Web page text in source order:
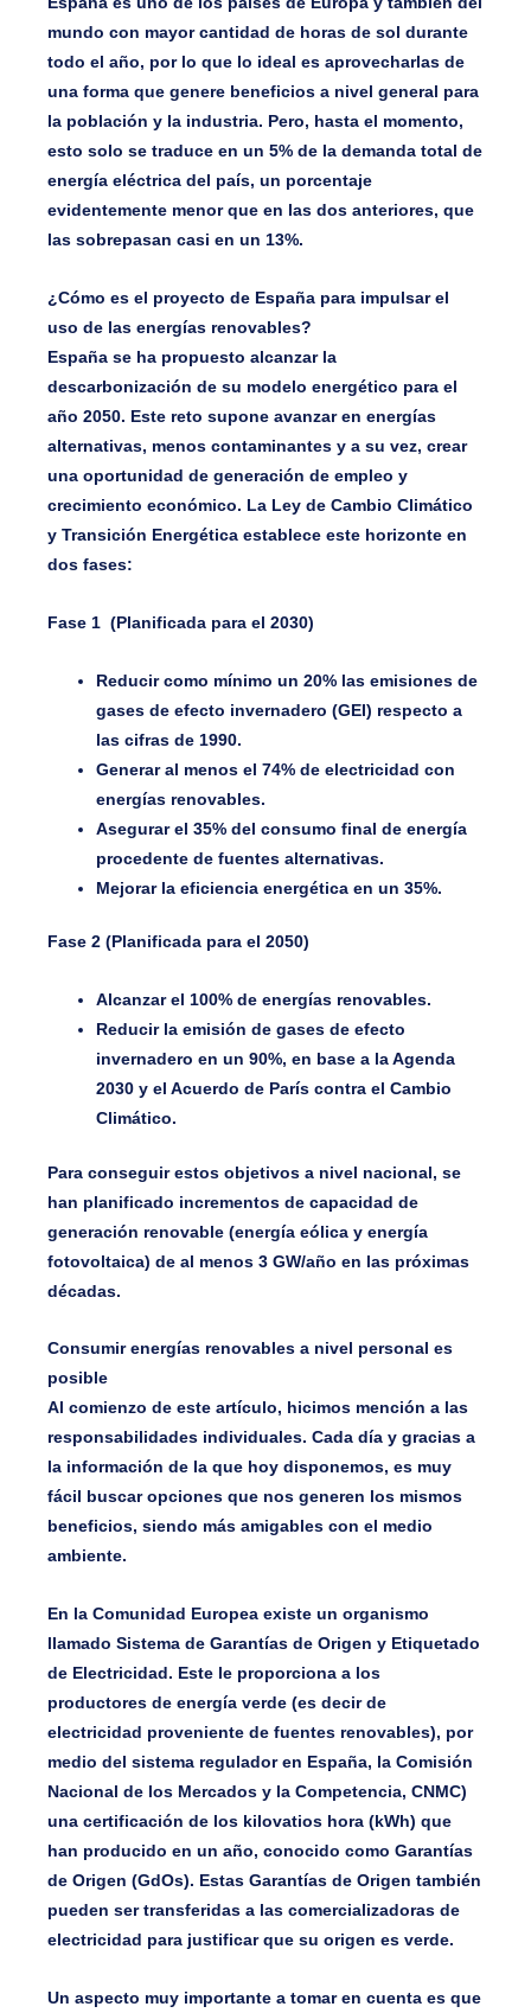
mundo con mayor cantidad de horas de sol durante
todo el año, por lo que lo ideal es aprovecharlas de
una forma que genere beneficios a nivel general para
la población y la industria. Pero, hasta el momento,
esto solo se traduce en un 5% de la demanda total de
energía eléctrica del país, un porcentaje
evidentemente menor que en las dos anteriores, que
las sobrepasan casi en un 13%.
¿Cómo es el proyecto de España para impulsar el
uso de las energías renovables?
España se ha propuesto alcanzar la
descarbonización de su modelo energético para el
año 2050. Este reto supone avanzar en energías
alternativas, menos contaminantes y a su vez, crear
una oportunidad de generación de empleo y
crecimiento económico. La Ley de Cambio Climático
y Transición Energética establece este horizonte en
dos fases:
Fase 1 (Planificada para el 2030)
Reducir como mínimo un 20% las emisiones de
gases de efecto invernadero (GEI) respecto a
las cifras de 1990.
Generar al menos el 74% de electricidad con
energías renovables.
Asegurar el 35% del consumo final de energía
procedente de fuentes alternativas.
Mejorar la eficiencia energética en un 35%.
Fase 2 (Planificada para el 2050)
Alcanzar el 100% de energías renovables.
Reducir la emisión de gases de efecto
invernadero en un 90%, en base a la Agenda
2030 y el Acuerdo de París contra el Cambio
Climático.
Para conseguir estos objetivos a nivel nacional, se
han planificado incrementos de capacidad de
generación renovable (energía eólica y energía
fotovoltaica) de al menos 3 GW/año en las próximas
décadas.
Consumir energías renovables a nivel personal es
posible
Al comienzo de este artículo, hicimos mención a las
responsabilidades individuales. Cada día y gracias a
la información de la que hoy disponemos, es muy
fácil buscar opciones que nos generen los mismos
beneficios, siendo más amigables con el medio
ambiente.
En la Comunidad Europea existe un organismo
llamado Sistema de Garantías de Origen y Etiquetado
de Electricidad . Este le proporciona a los
productores de energía verde (es decir de
electricidad proveniente de fuentes renovables), por
medio del sistema regulador en España, la Comisión
Nacional de los Mercados y la Competencia, CNMC)
una certificación de los kilovatios hora (kWh) que
han producido en un año, conocido como Garantías
de Origen (GdOs). Estas Garantías de Origen también
pueden ser transferidas a las comercializadoras de
electricidad para justificar que su origen es verde.
Un aspecto muy importante a tomar en cuenta es que